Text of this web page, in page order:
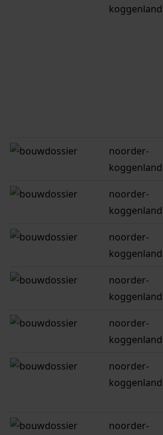
koggenland
noorder-
koggenland
noorder-
koggenland
noorder-
koggenland
noorder-
koggenland
noorder-
koggenland
noorder-
koggenland
noorder-